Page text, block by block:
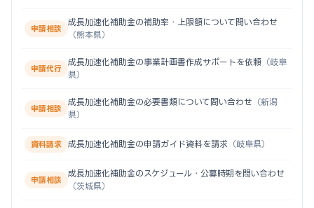
申請相談
成長加速化補助金の補助率・上限額について問い合わせ
（熊本県）
申請代行
成長加速化補助金の事業計画書作成サポートを依頼 （岐阜
県）
申請相談
成長加速化補助金の必要書類について問い合わせ （新潟
県）
資料請求 成長加速化補助金の申請ガイド資料を請求 （岐阜県）
申請相談
成長加速化補助金のスケジュール・公募時期を問い合わせ
（茨城県）